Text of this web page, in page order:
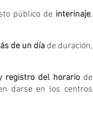
público de interinaje,
de un día de duración,
registro del horario de
darse en los centros